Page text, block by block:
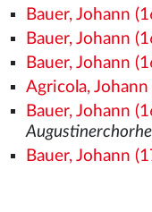
Bauer, Johann
Bauer, Johann
Bauer, Johann
Agricola,
Bauer, Johann
Bauer, Johann